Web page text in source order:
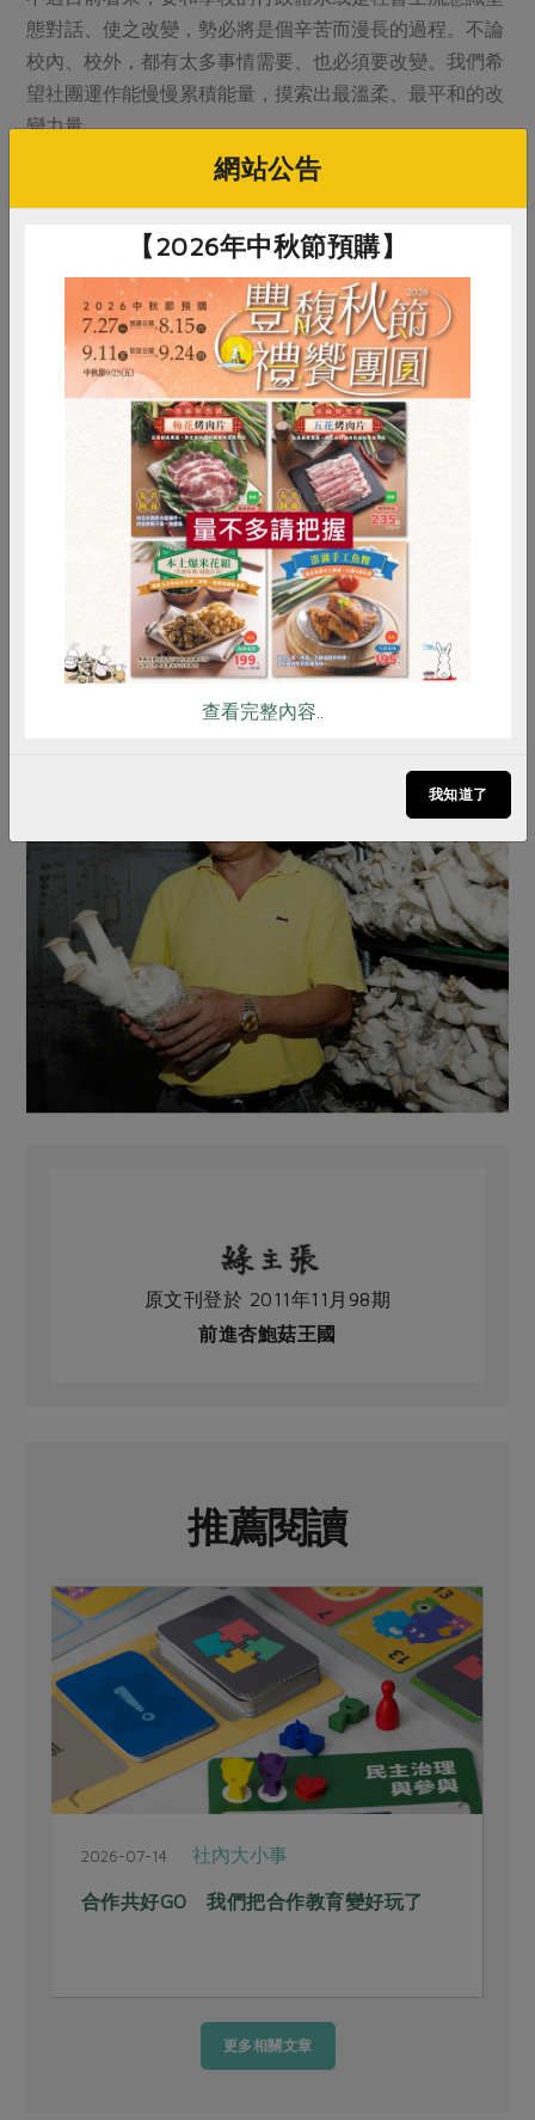
態對話、使之改變，勢必將是個辛苦而漫長的過程。不論
校內、校外，都有太多事情需要、也必須要改變。我們希
望社團運作能慢慢累積能量，摸索出最溫柔、最平和的改
變力量。
儘管穀雨社下一年度有不少人畢業，透過暑假與台灣農村
陣線合作的夏耘營隊，以及和其他農青在地方組織的青年
社群（例如苗栗後生會），關心農村的意識已經散發到校
也將繼續行動、理解，期待明年穀雨之時，有更多秧苗在
細雨中茁壯、扎根。
原刊登於2011年11月98期《綠主張》月刊。
原文刊登於 2011年11月98期
前進杏鮑菇王國
推薦閱讀
2026-07-14 社內大小事
合作共好GO 我們把合作教育變好玩了
更多相關文章
RPET 食譜 減硝酸鹽
雞蛋 食安 共同購買
網站公告
【2026年中秋節預購】
查看完整內容..
我知道了